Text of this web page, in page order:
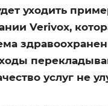
уходить
Verivox,
услуг не